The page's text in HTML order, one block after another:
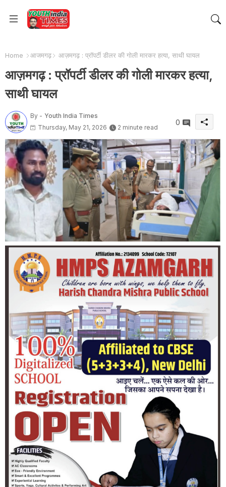
Home आजमगढ़ आज़मगढ़ : प्रॉपर्टी डीलर की गोली मारकर हत्या, साथी घायल
आज़मगढ़ : प्रॉपर्टी डीलर की गोली मारकर हत्या,
साथी घायल
By - Youth India Times
Thursday, May 21, 2026
2 minute read
0